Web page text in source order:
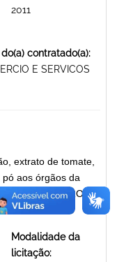
2011
contratado(a):
E SERVICOS
extrato de tomate,
aos órgãos da
Preços. GÊNEROS
Modalidade da
licitação: